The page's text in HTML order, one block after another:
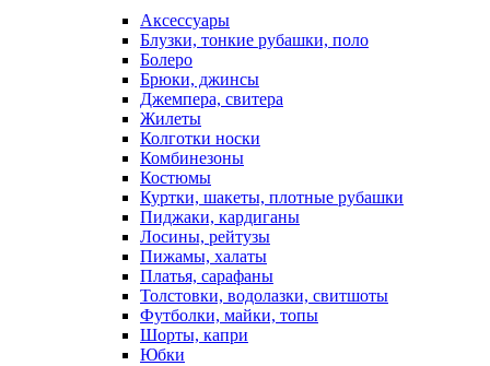
Аксессуары
Блузки, тонкие рубашки, поло
Болеро
Брюки, джинсы
Джемпера, свитера
Жилеты
Колготки носки
Комбинезоны
Костюмы
Куртки, шакеты, плотные рубашки
Пиджаки, кардиганы
Лосины, рейтузы
Пижамы, халаты
Платья, сарафаны
Толстовки, водолазки, свитшоты
Футболки, майки, топы
Шорты, капри
Юбки